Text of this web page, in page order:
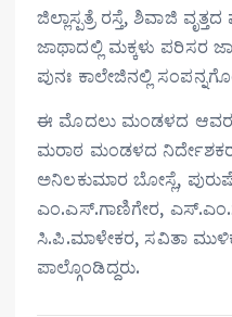
ಜಿಲ್ಲಾಸ್ಪತ್ರೆ ರಸ್ತೆ, ಶಿವಾಜಿ
ಜಾಥಾದಲ್ಲಿ ಮಕ್ಕಳು ಪರಿಸರ
ಪುನಃ ಕಾಲೇಜಿನಲ್ಲಿ
ಈ ಮೊದಲು ಮಂಡಳದ
ಮರಾಠ ಮಂಡಳದ
ಅನಿಲಕುಮಾರ ಬೋಸ್ಲೆ,
ಎಂ.ಎಸ್.ಗಾಣಿಗೇರ,
ಸಿ.ಪಿ.ಮಾಳೇಕರ, ಸವಿತಾ
ಪಾಲ್ಗೊಂಡಿದ್ದರು.